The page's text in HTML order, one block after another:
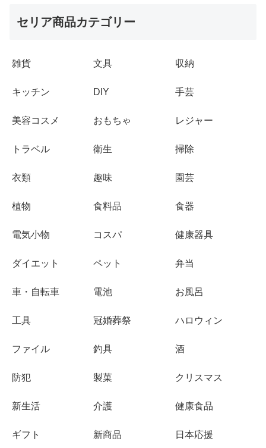
セリア商品カテゴリー
雑貨 文具 収納
キッチン DIY 手芸
美容コスメ おもちゃ レジャー
トラベル 衛生 掃除
衣類 趣味 園芸
植物 食料品 食器
電気小物 コスパ 健康器具
ダイエット ペット 弁当
車・自転車 電池 お風呂
工具 冠婚葬祭 ハロウィン
ファイル 釣具 酒
防犯 製菓 クリスマス
新生活 介護 健康食品
ギフト 新商品 日本応援